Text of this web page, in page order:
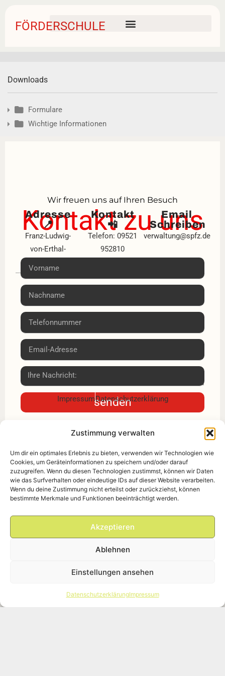
Zustimmung verwalten
Um dir ein optimales Erlebnis zu bieten, verwenden wir Technologien wie
Cookies, um Geräteinformationen zu speichern und/oder darauf
zuzugreifen. Wenn du diesen Technologien zustimmst, können wir Daten
wie das Surfverhalten oder eindeutige IDs auf dieser Website verarbeiten.
Wenn du deine Zustimmung nicht erteilst oder zurückziehst, können
bestimmte Merkmale und Funktionen beeinträchtigt werden.
Akzeptieren
Ablehnen
Einstellungen ansehen
DatenschutzerklärungImpressum
FÖRDERSCHULE
Downloads
Formulare
Wichtige Informationen
Wir freuen uns auf Ihren Besuch
Kontakt zu uns
Adresse
📍
Franz-Ludwig-
von-Erthal-
Tricastiner Platz
Kontakt
📲
Telefon: 09521
952810
Email
Schreiben
verwaltung@spfz.de
senden
ImpressumDatenschutzerklärung